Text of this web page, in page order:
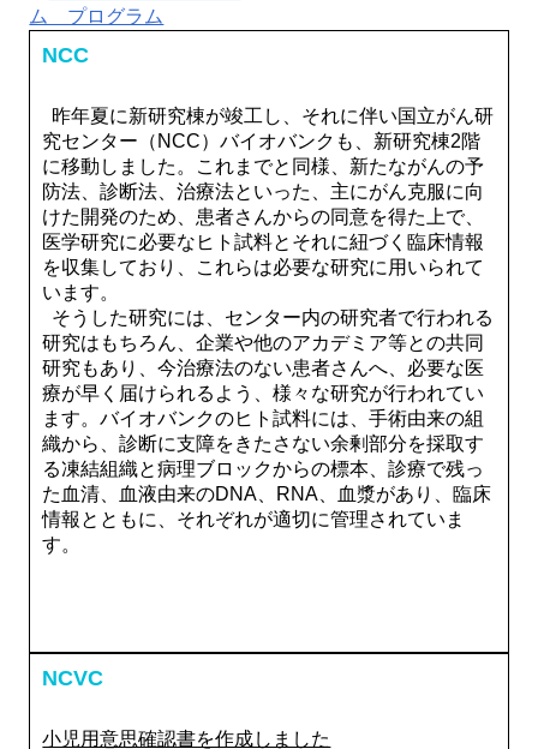
ム プログラム
NCC
昨年夏に新研究棟が竣工し、それに伴い国立がん研
究センター（NCC）バイオバンクも、新研究棟2階
に移動しました。これまでと同様、新たながんの予
防法、診断法、治療法といった、主にがん克服に向
けた開発のため、患者さんからの同意を得た上で、
医学研究に必要なヒト試料とそれに紐づく臨床情報
を収集しており、これらは必要な研究に用いられて
います。
そうした研究には、センター内の研究者で行われる
研究はもちろん、企業や他のアカデミア等との共同
研究もあり、今治療法のない患者さんへ、必要な医
療が早く届けられるよう、様々な研究が行われてい
ます。バイオバンクのヒト試料には、手術由来の組
織から、診断に支障をきたさない余剰部分を採取す
る凍結組織と病理ブロックからの標本、診療で残っ
た血清、血液由来のDNA、RNA、血漿があり、臨床
情報とともに、それぞれが適切に管理されていま
す。
NCVC
小児用意思確認書を作成しました